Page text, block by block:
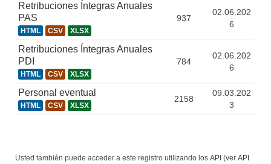
Retribuciones Íntegras Anuales
PAS
HTML CSV XLSX
937
02.06.202
6
Retribuciones Íntegras Anuales
PDI
HTML CSV XLSX
784
02.06.202
6
Personal eventual
HTML CSV XLSX
2158
09.03.202
3
Usted también puede acceder a este registro utilizando los API (ver API